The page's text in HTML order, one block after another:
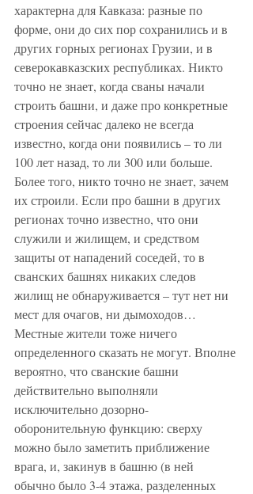
характерна для Кавказа: разные по
форме, они до сих пор сохранились и в
других горных регионах Грузии, и в
северокавказских республиках. Никто
точно не знает, когда сваны начали
строить башни, и даже про конкретные
строения сейчас далеко не всегда
известно, когда они появились – то ли
100 лет назад, то ли 300 или больше.
Более того, никто точно не знает, зачем
их строили. Если про башни в других
регионах точно известно, что они
служили и жилищем, и средством
защиты от нападений соседей, то в
сванских башнях никаких следов
жилищ не обнаруживается – тут нет ни
мест для очагов, ни дымоходов…
Местные жители тоже ничего
определенного сказать не могут. Вполне
вероятно, что сванские башни
действительно выполняли
исключительно дозорно-
оборонительную функцию: сверху
можно было заметить приближение
врага, и, закинув в башню (в ней
обычно было 3-4 этажа, разделенных